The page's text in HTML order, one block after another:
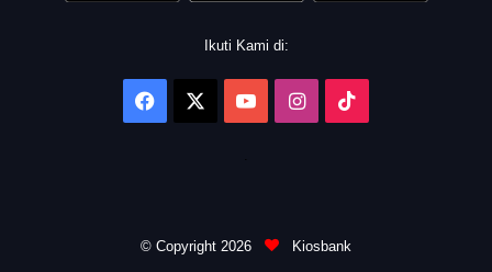
Ikuti Kami di:
Facebook YouTubeInstagram
© Copyright 2026 Kiosbank